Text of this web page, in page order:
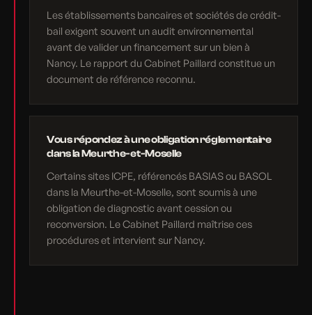
Les établissements bancaires et sociétés de crédit-
bail exigent souvent un audit environnemental
avant de valider un financement sur un bien à
Nancy. Le rapport du Cabinet Paillard constitue un
document de référence reconnu.
Vous répondez à une obligation réglementaire
dans la Meurthe-et-Moselle
Certains sites ICPE, référencés BASIAS ou BASOL
dans la Meurthe-et-Moselle, sont soumis à une
obligation de diagnostic avant cession ou
reconversion. Le Cabinet Paillard maîtrise ces
procédures et intervient sur Nancy.